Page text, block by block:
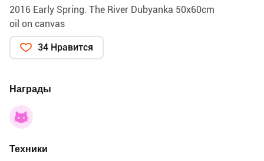
2016 Early Spring. The River Dubyanka 50x60cm
oil on canvas
34 Нравится
Награды
Техники